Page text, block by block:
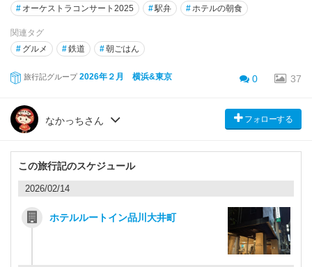
# オーケストラコンサート2025 #駅弁 #ホテルの朝食
関連タグ
# グルメ #鉄道 #朝ごはん
旅行記グループ 2026年２月 横浜&東京 0 37
なかっちさん フォローする
この旅行記のスケジュール
2026/02/14
ホテルルートイン品川大井町